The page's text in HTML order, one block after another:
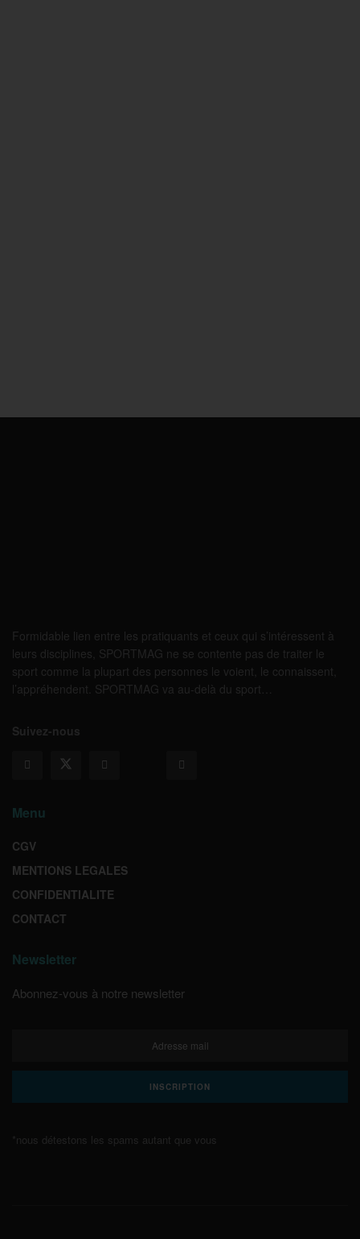
Formidable lien entre les pratiquants et ceux qui s’intéressent à
leurs disciplines, SPORTMAG ne se contente pas de traiter le
sport comme la plupart des personnes le voient, le connaissent,
l’appréhendent. SPORTMAG va au-delà du sport…
Suivez-nous
Menu
CGV
MENTIONS LEGALES
CONFIDENTIALITE
CONTACT
Newsletter
Abonnez-vous à notre newsletter
*nous détestons les spams autant que vous